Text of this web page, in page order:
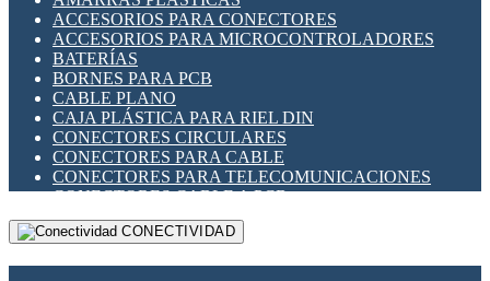
INDICADORES PARA PANEL
INTERFACES DE RELÉ
INTERRUPTORES FIN DE CARRERA
LLAVES CONMUTADORAS
MEDIDORES DE ENERGÍA Y TC'S DE CORRIENTE
MOTORES PASO A PASO
PANTALLAS HMI
PLC -CONTROLADORES LÓGICO PROGRAMABLES
PROGRAMADORES DE HORARIO
RELÉS DE PROTECCIÓN
SENSORES CAPACITIVOS
ACCESORIOS PARA CONECTORES
ACCESORIOS PARA MICROCONTROLADORES
BATERÍAS
BORNES PARA PCB
CABLE PLANO
CAJA PLÁSTICA PARA RIEL DIN
CONECTORES CIRCULARES
CONECTORES PARA CABLE
CONECTORES PARA TELECOMUNICACIONES
CONECTORES CABLE A PCB
CONECTORES PCB A CABLE
DIP SWITCHESCONECTIVIDAD